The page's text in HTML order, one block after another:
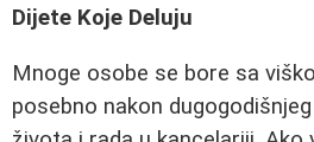
Dijete Koje Deluju
Mnoge osobe se bore sa
posebno nakon